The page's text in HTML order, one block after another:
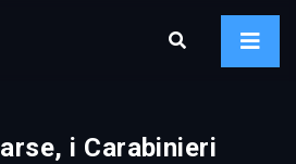
i Carabinieri